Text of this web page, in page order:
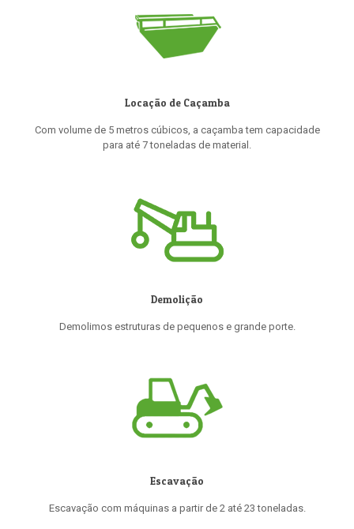
Locação de Caçamba
Com volume de 5 metros cúbicos, a caçamba tem capacidade
para até 7 toneladas de material.
Demolição
Demolimos estruturas de pequenos e grande porte.
Escavação
Escavação com máquinas a partir de 2 até 23 toneladas.